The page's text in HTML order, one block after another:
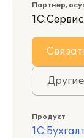
Партнер,
Продукт